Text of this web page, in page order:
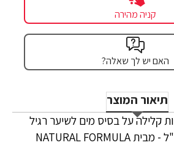
קניה מהירה
האם יש לך שאלה?
תיאור המוצר
קלילה על בסיס מים לשיער רגיל